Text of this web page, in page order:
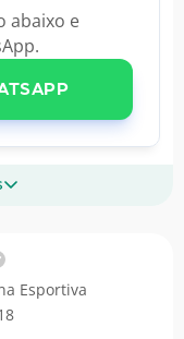
abaixo e
Esportiva